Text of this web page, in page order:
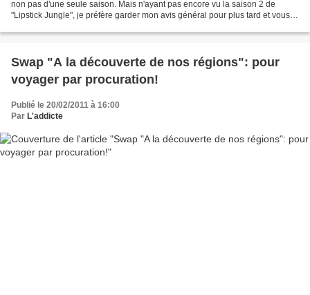
non pas d'une seule saison. Mais n'ayant pas encore vu la saison 2 de
"Lipstick Jungle", je préfère garder mon avis général pour plus tard et vous
Swap "A la découverte de nos régions": pour
voyager par procuration!
Publié le 20/02/2011 à 16:00
Par L'addicte